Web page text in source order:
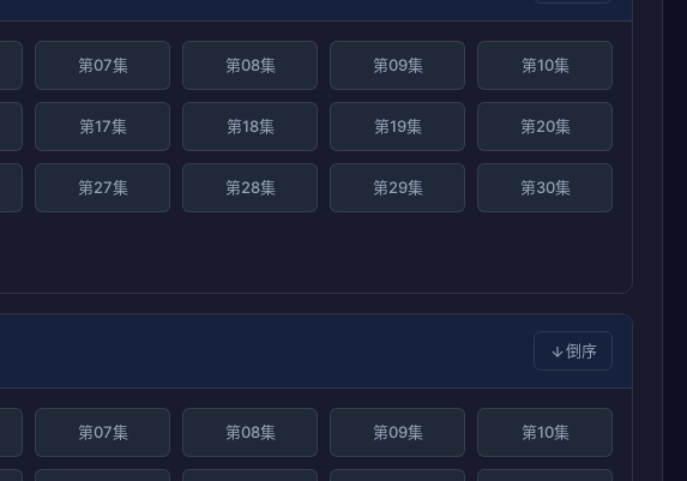
第07集 第08集 第09集 第10集
第17集 第18集 第19集 第20集
第27集 第28集 第29集 第30集
倒序
第07集 第08集 第09集 第10集